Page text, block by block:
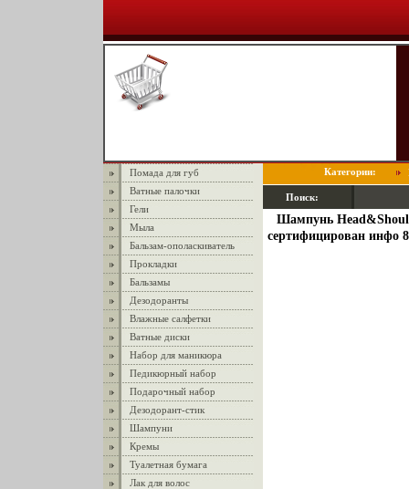
Помада для губ
Ватные палочки
Гели
Мыла
Бальзам-ополаскиватель
Прокладки
Бальзамы
Дезодоранты
Влажные салфетки
Ватные диски
Набор для маникюра
Педикюрный набор
Подарочный набор
Дезодорант-стик
Шампуни
Кремы
Туалетная бумага
Лак для волос
Категории:
Поиск:
Шампунь
сертифицирован инфо